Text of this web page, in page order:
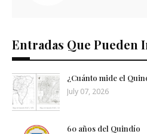
Entradas Que Pueden
¿Cuánto mide el
July 07, 2026
60 años del Quindío